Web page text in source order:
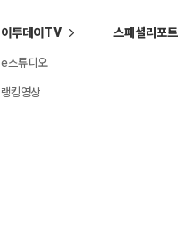
이투데이TV
e스튜디오
랭킹영상
스페셜리포트